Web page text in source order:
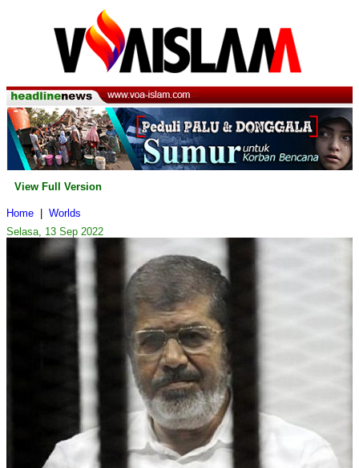
View Full Version
Home
Worlds
Selasa, 13 Sep 2022